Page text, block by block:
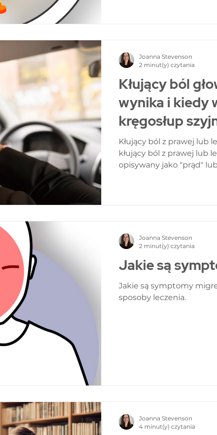
organizmu i dążą do
występowania objawów.
podejście w Reha
stosuj
Kłujący ból
wynika i kiedy
kręgosłup
Kłujący ból z prawej lub
kłujący ból z prawej lub
opisywany jako "prąd"
szyjnego. W gabinecie
pacjentom
stosując diagnostyk
Joanna Stevenson
2 minut(y) czytania
Jakie są
Jakie są symptomy
sposoby leczenia.
Joanna Stevenson
2 minut(y) czytania
Joanna Stevenson
4 minut(y) czytania